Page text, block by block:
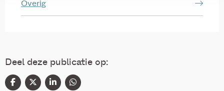
Overig
Deel deze publicatie op: